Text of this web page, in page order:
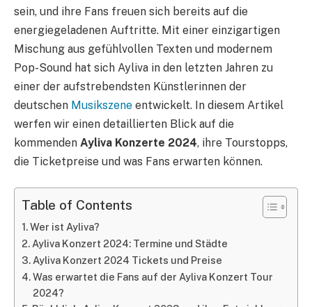
sein, und ihre Fans freuen sich bereits auf die
energiegeladenen Auftritte. Mit einer einzigartigen
Mischung aus gefühlvollen Texten und modernem
Pop-Sound hat sich Ayliva in den letzten Jahren zu
einer der aufstrebendsten Künstlerinnen der
deutschen Musikszene entwickelt. In diesem Artikel
werfen wir einen detaillierten Blick auf die
kommenden Ayliva Konzerte 2024, ihre Tourstopps,
die Ticketpreise und was Fans erwarten können.
Table of Contents
Wer ist Ayliva?
Ayliva Konzert 2024: Termine und Städte
Ayliva Konzert 2024 Tickets und Preise
Was erwartet die Fans auf der Ayliva Konzert Tour
2024?